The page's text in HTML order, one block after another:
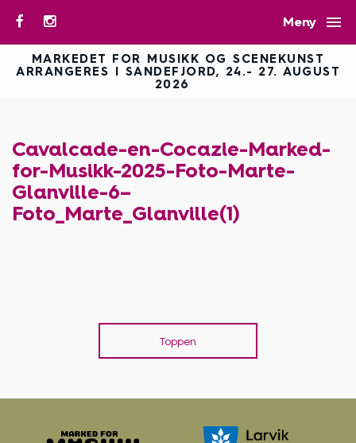
Meny 
MARKEDET FOR MUSIKK OG SCENEKUNST
ARRANGERES I SANDEFJORD, 24.- 27. AUGUST
2026
Cavalcade-en-Cocazie-Marked-
for-Musikk-2025-Foto-Marte-
Glanville-6–
Foto_Marte_Glanville(1)
Toppen